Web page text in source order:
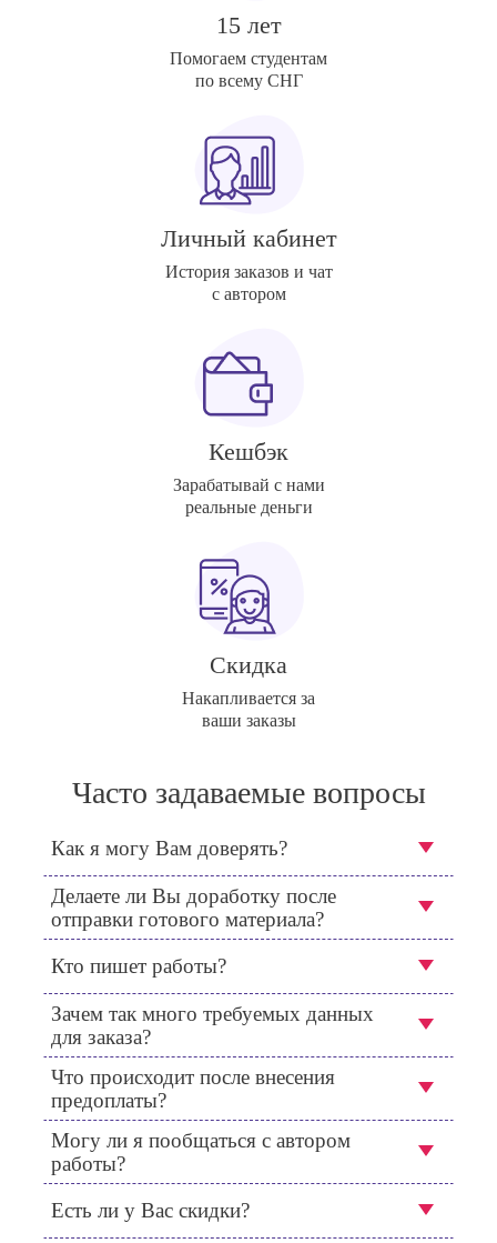
15 лет
Помогаем студентам
по всему СНГ
Личный кабинет
История заказов и чат
с автором
Кешбэк
Зарабатывай с нами
реальные деньги
Скидка
Накапливается за
ваши заказы
Часто задаваемые вопросы
Как я могу Вам доверять?
Делаете ли Вы доработку после
отправки готового материала?
Кто пишет работы?
Зачем так много требуемых данных
для заказа?
Что происходит после внесения
предоплаты?
Могу ли я пообщаться с автором
работы?
Есть ли у Вас скидки?